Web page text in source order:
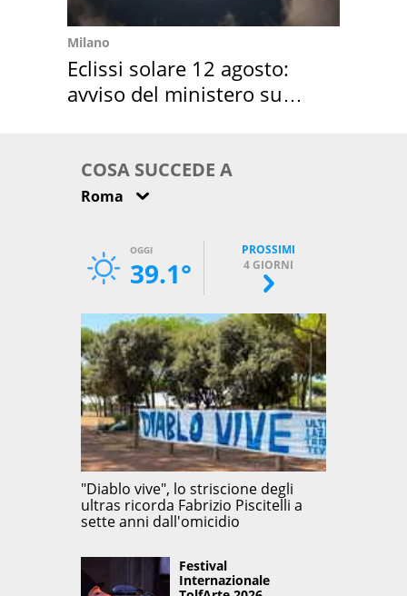
Milano
Eclissi solare 12 agosto:
avviso del ministero su